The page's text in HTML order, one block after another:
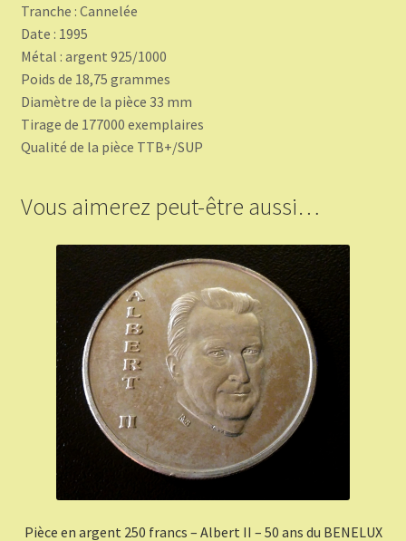
Tranche : Cannelée
Date : 1995
Métal : argent 925/1000
Poids de 18,75 grammes
Diamètre de la pièce 33 mm
Tirage de 177000 exemplaires
Qualité de la pièce TTB+/SUP
Vous aimerez peut-être aussi…
Pièce en argent 250 francs – Albert II – 50 ans du BENELUX